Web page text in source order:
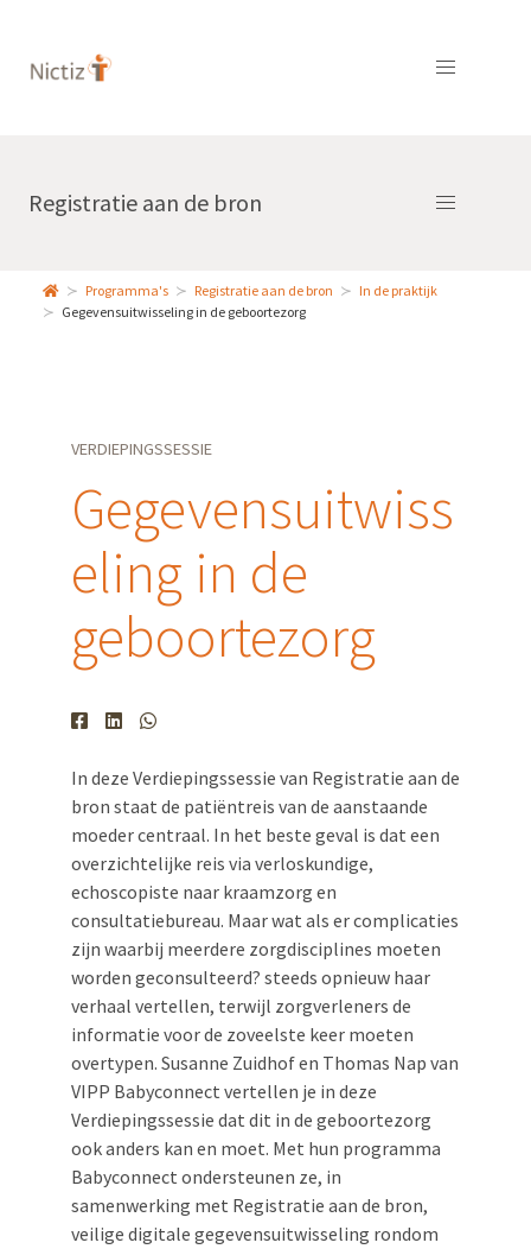
Registratie aan de bron
Programma's Registratie aan de bron
In de praktijk
Gegevensuitwisseling in de geboortezorg
VERDIEPINGSSESSIE
Gegevensuitwiss
eling in de
geboortezorg
In deze Verdiepingssessie van Registratie aan de
bron staat de patiëntreis van de aanstaande
moeder centraal. In het beste geval is dat een
overzichtelijke reis via verloskundige,
echoscopiste naar kraamzorg en
consultatiebureau. Maar wat als er complicaties
zijn waarbij meerdere zorgdisciplines moeten
worden geconsulteerd? steeds opnieuw haar
verhaal vertellen, terwijl zorgverleners de
informatie voor de zoveelste keer moeten
overtypen. Susanne Zuidhof en Thomas Nap van
VIPP Babyconnect vertellen je in deze
Verdiepingssessie dat dit in de geboortezorg
ook anders kan en moet. Met hun programma
Babyconnect ondersteunen ze, in
samenwerking met Registratie aan de bron,
veilige digitale gegevensuitwisseling rondom